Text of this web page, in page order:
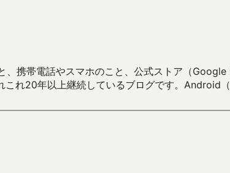
携帯電話やスマホのこと、公式ストア（
これ20年以上継続しているブログです。